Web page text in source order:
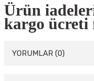
Ürün
kargo ücreti
YORUMLAR (0)